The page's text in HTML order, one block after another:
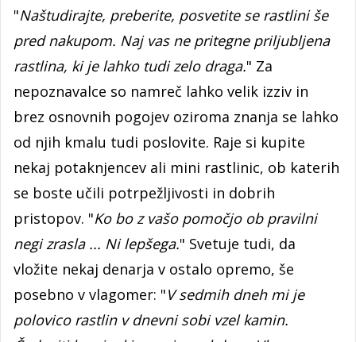
"Naštudirajte, preberite, posvetite se rastlini še
pred nakupom. Naj vas ne pritegne priljubljena
rastlina, ki je lahko tudi zelo draga." Za
nepoznavalce so namreč lahko velik izziv in
brez osnovnih pogojev oziroma znanja se lahko
od njih kmalu tudi poslovite. Raje si kupite
nekaj potaknjencev ali mini rastlinic, ob katerih
se boste učili potrpežljivosti in dobrih
pristopov. "Ko bo z vašo pomočjo ob pravilni
negi zrasla ... Ni lepšega." Svetuje tudi, da
vložite nekaj denarja v ostalo opremo, še
posebno v vlagomer: "V sedmih dneh mi je
polovico rastlin v dnevni sobi vzel kamin.